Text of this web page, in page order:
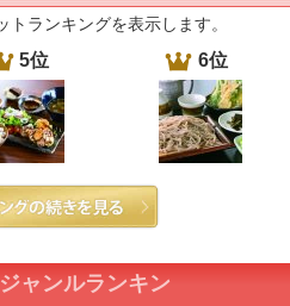
ランキングを表示します。
5位 6位
ャンルランキン